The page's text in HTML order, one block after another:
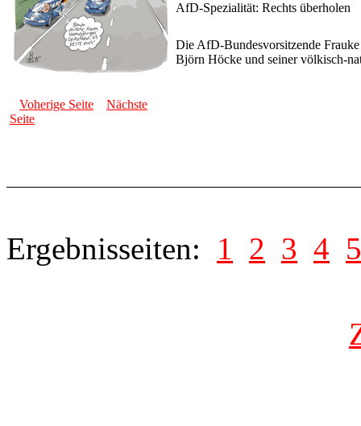
AfD-Spezialität: Rechts überholen
Die AfD-Bundesvorsitzende
Björn Höcke und seiner völkisch-
Voherige Seite
Nächste
Seite
Ergebnisseiten: 1 2 3 4 5